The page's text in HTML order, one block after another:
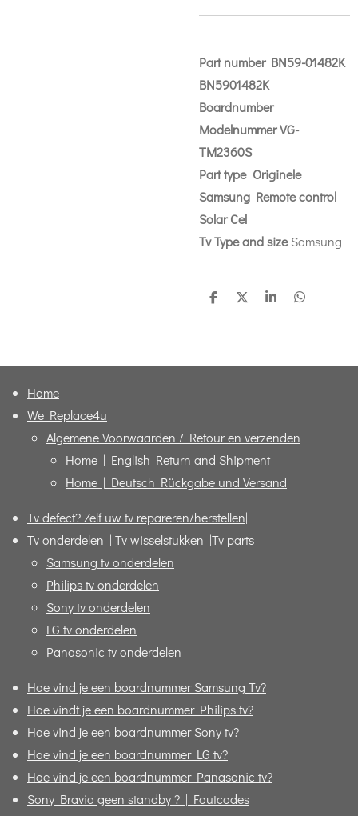
Part number BN59-01482K
BN5901482K
Boardnumber
Modelnummer VG-
TM2360S
Parttype Originele
Samsung Remote control
Solar Cel
Tv Type and sizeSamsung
D
D
S
D
Home
We Replace4u
Algemene Voorwaarden / Retour en verzenden
Home | English Return and Shipment
Home | Deutsch Rückgabe und Versand
Tv defect? Zelf uw tv repareren/herstellen|
Tv onderdelen | Tv wisselstukken |Tv parts
Samsung tv onderdelen
Philips tv onderdelen
Sony tv onderdelen
LG tv onderdelen
Panasonic tv onderdelen
Hoe vind je een boardnummer Samsung Tv?
Hoe vindt je een boardnummer Philips tv?
Hoe vind je een boardnummer Sony tv?
Hoe vind je een boardnummer LG tv?
Hoe vind je een boardnummer Panasonic tv?
Sony Bravia geen standby ? | Foutcodes